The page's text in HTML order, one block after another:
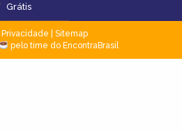
Grátis
Privacidade
Sitemap
pelo time do EncontraBrasil